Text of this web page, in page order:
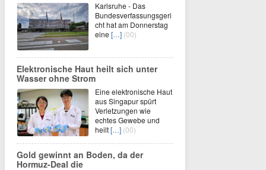
Karlsruhe - Das
Bundesverfassungsgeri
cht hat am Donnerstag
eine […] (00)
Elektronische Haut heilt sich unter
Wasser ohne Strom
Eine elektronische Haut
aus Singapur spürt
Verletzungen wie
echtes Gewebe und
heilt[…] (00)
Gold gewinnt an Boden, da der
Hormuz-Deal die